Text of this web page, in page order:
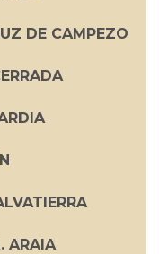
DE CAMPEZO
ARAIA